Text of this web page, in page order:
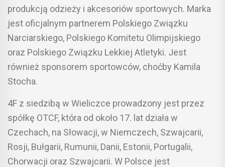
produkcją odzieży i akcesoriów sportowych. Marka
jest oficjalnym partnerem Polskiego Związku
Narciarskiego, Polskiego Komitetu Olimpijskiego
oraz Polskiego Związku Lekkiej Atletyki. Jest
również sponsorem sportowców, choćby Kamila
Stocha.
4F z siedzibą w Wieliczce prowadzony jest przez
spółkę OTCF, która od około 17. lat działa w
Czechach, na Słowacji, w Niemczech, Szwajcarii,
Rosji, Bułgarii, Rumunii, Danii, Estonii, Portugalii,
Chorwacji oraz Szwajcarii. W Polsce jest